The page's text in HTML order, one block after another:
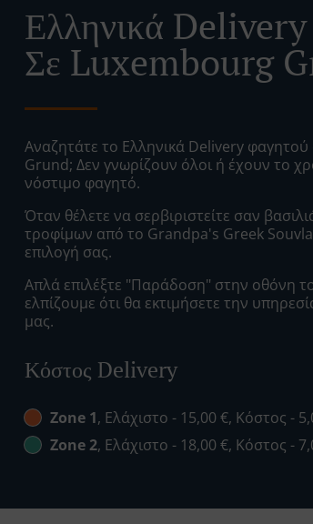
Ελληνικά
Σε Luxembourg
Αναζητάτε το Ελληνικά Delivery
Grund; Δεν γνωρίζουν όλοι ή έχουν το
νόστιμο φαγητό.
Όταν θέλετε να σερβιριστείτε σαν
τροφίμων από το Grandpa's Greek
επιλογή σας.
Απλά επιλέξτε "Παράδοση" στην οθόνη
ελπίζουμε ότι θα εκτιμήσετε την
μας.
Κόστος Delivery
Zone 1, Ελάχιστο - 15,00 €, Κόστος -
Zone 2, Ελάχιστο - 18,00 €, Κόστος -